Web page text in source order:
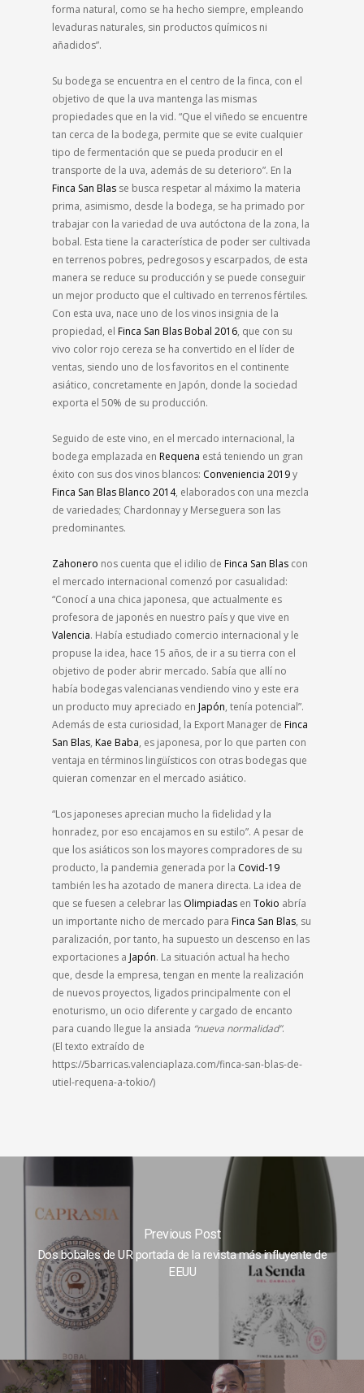
forma natural, como se ha hecho siempre, empleando
levaduras naturales, sin productos químicos ni
añadidos”.
Su bodega se encuentra en el centro de la finca, con el
objetivo de que la uva mantenga las mismas
propiedades que en la vid. “Que el viñedo se encuentre
tan cerca de la bodega, permite que se evite cualquier
tipo de fermentación que se pueda producir en el
transporte de la uva, además de su deterioro”. En la
Finca San Blas se busca respetar al máximo la materia
prima, asimismo, desde la bodega, se ha primado por
trabajar con la variedad de uva autóctona de la zona, la
bobal. Esta tiene la característica de poder ser cultivada
en terrenos pobres, pedregosos y escarpados, de esta
manera se reduce su producción y se puede conseguir
un mejor producto que el cultivado en terrenos fértiles.
Con esta uva, nace uno de los vinos insignia de la
propiedad, el Finca San Blas Bobal 2016, que con su
vivo color rojo cereza se ha convertido en el líder de
ventas, siendo uno de los favoritos en el continente
asiático, concretamente en Japón, donde la sociedad
exporta el 50% de su producción.
Seguido de este vino, en el mercado internacional, la
bodega emplazada en Requena está teniendo un gran
éxito con sus dos vinos blancos: Conveniencia 2019y
Finca San Blas Blanco 2014, elaborados con una mezcla
de variedades; Chardonnay y Merseguera son las
predominantes.
Zahonero nos cuenta que el idilio de Finca San Blas con
el mercado internacional comenzó por casualidad:
“Conocí a una chica japonesa, que actualmente es
profesora de japonés en nuestro país y que vive en
Valencia. Había estudiado comercio internacional y le
propuse la idea, hace 15 años, de ir a su tierra con el
objetivo de poder abrir mercado. Sabía que allí no
había bodegas valencianas vendiendo vino y este era
un producto muy apreciado en Japón, tenía potencial”.
Además de esta curiosidad, la Export Manager de Finca
San Blas, Kae Baba, es japonesa, por lo que parten con
ventaja en términos lingüísticos con otras bodegas que
quieran comenzar en el mercado asiático.
“Los japoneses aprecian mucho la fidelidad y la
honradez, por eso encajamos en su estilo”. A pesar de
que los asiáticos son los mayores compradores de su
producto, la pandemia generada por la Covid-19
también les ha azotado de manera directa. La idea de
que se fuesen a celebrar las Olimpiadas en Tokio abría
un importante nicho de mercado para Finca San Blas, su
paralización, por tanto, ha supuesto un descenso en las
exportaciones a Japón. La situación actual ha hecho
que, desde la empresa, tengan en mente la realización
de nuevos proyectos, ligados principalmente con el
enoturismo, un ocio diferente y cargado de encanto
para cuando llegue la ansiada “nueva normalidad”.
(El texto extraído de
https://5barricas.valenciaplaza.com/finca-san-blas-de-
utiel-requena-a-tokio/)
Previous Post
Dos bobales de UR portada de la revista más influyente de
EEUU